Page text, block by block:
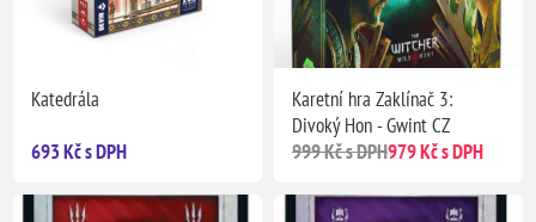
Katedrála
693 Kč s DPH
Karetní hra Zaklínač 3:
Divoký Hon - Gwint CZ
999 Kč s DPH979 Kč s DPH